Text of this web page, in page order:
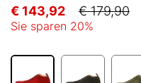
€ 143,92 € 179,90
Sie sparen 20%